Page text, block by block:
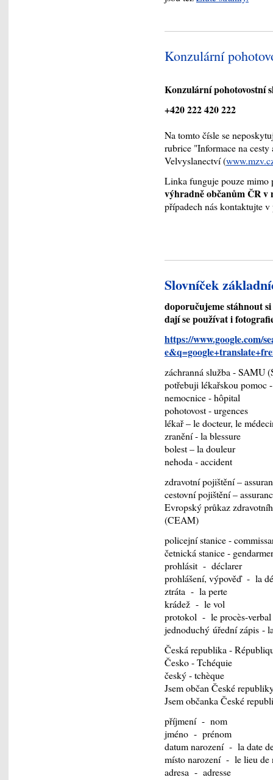
Konzulární
Konzulární pohotovostní
+420 222 420 222
Na tomto čísle se
rubrice "Informace na
Velvyslanectví (
Linka funguje pouze mimo
výhradně občanům ČR v
případech nás kontaktujte
Slovníček
doporučujeme stáhnout
dají se používat i
https://www.google.com/
záchranná služba - SAMU
potřebuji lékařskou pomoc
nemocnice - hôpital
pohotovost - urgences
lékař – le docteur, le
zranění - la blessure
bolest – la douleur
nehoda - accident
zdravotní pojištění –
cestovní pojištění –
Evropský průkaz
(CEAM)
policejní stanice -
četnická stanice -
prohlásit - déclarer
prohlášení, výpověď - la
ztráta - la perte
krádež - le vol
protokol - le procès-
jednoduchý úřední zápis -
Česká republika -
Česko - Tchéquie
český - tchèque
Jsem občan České
Jsem občanka České
příjmení - nom
jméno - prénom
datum narození - la date
místo narození - le lieu de
adresa - adresse